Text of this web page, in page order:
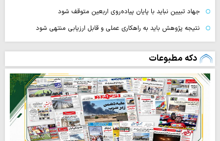
جهاد تبیین نباید با پایان پیاده‌روی اربعین متوقف شود
نتیجه پژوهش باید به راهکاری عملی و قابل ارزیابی منتهی شود
دکه مطبوعات